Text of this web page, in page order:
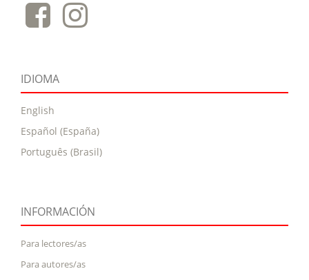
IDIOMA
English
Español (España)
Português (Brasil)
INFORMACIÓN
Para lectores/as
Para autores/as